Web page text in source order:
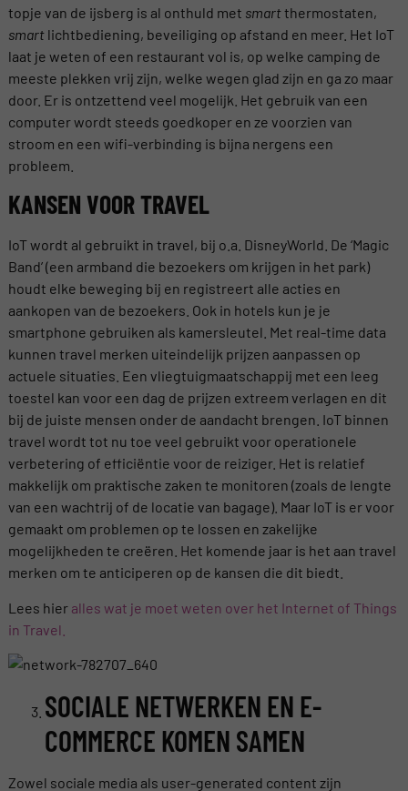
topje van de ijsberg is al onthuld met smartthermostaten,
smartlichtbediening, beveiliging op afstand en meer. Het IoT
laat je weten of een restaurant vol is, op welke camping de
meeste plekken vrij zijn, welke wegen glad zijn en ga zo maar
door. Er is ontzettend veel mogelijk. Het gebruik van een
computer wordt steeds goedkoper en ze voorzien van
stroom en een wifi-verbinding is bijna nergens een
probleem.
KANSEN VOOR TRAVEL
IoT wordt al gebruikt in travel, bij o.a. DisneyWorld. De ‘Magic
Band’ (een armband die bezoekers om krijgen in het park)
houdt elke beweging bij en registreert alle acties en
aankopen van de bezoekers. Ook in hotels kun je je
smartphone gebruiken als kamersleutel. Met real-time data
kunnen travel merken uiteindelijk prijzen aanpassen op
actuele situaties. Een vliegtuigmaatschappij met een leeg
toestel kan voor een dag de prijzen extreem verlagen en dit
bij de juiste mensen onder de aandacht brengen. IoT binnen
travel wordt tot nu toe veel gebruikt voor operationele
verbetering of efficiëntie voor de reiziger. Het is relatief
makkelijk om praktische zaken te monitoren (zoals de lengte
van een wachtrij of de locatie van bagage). Maar IoT is er voor
gemaakt om problemen op te lossen en zakelijke
mogelijkheden te creëren. Het komende jaar is het aan travel
merken om te anticiperen op de kansen die dit biedt.
Lees hier alles wat je moet weten over het Internet of Things
in Travel.
SOCIALE NETWERKEN EN E-
COMMERCE KOMEN SAMEN
Zowel sociale media als user-generated content zijn